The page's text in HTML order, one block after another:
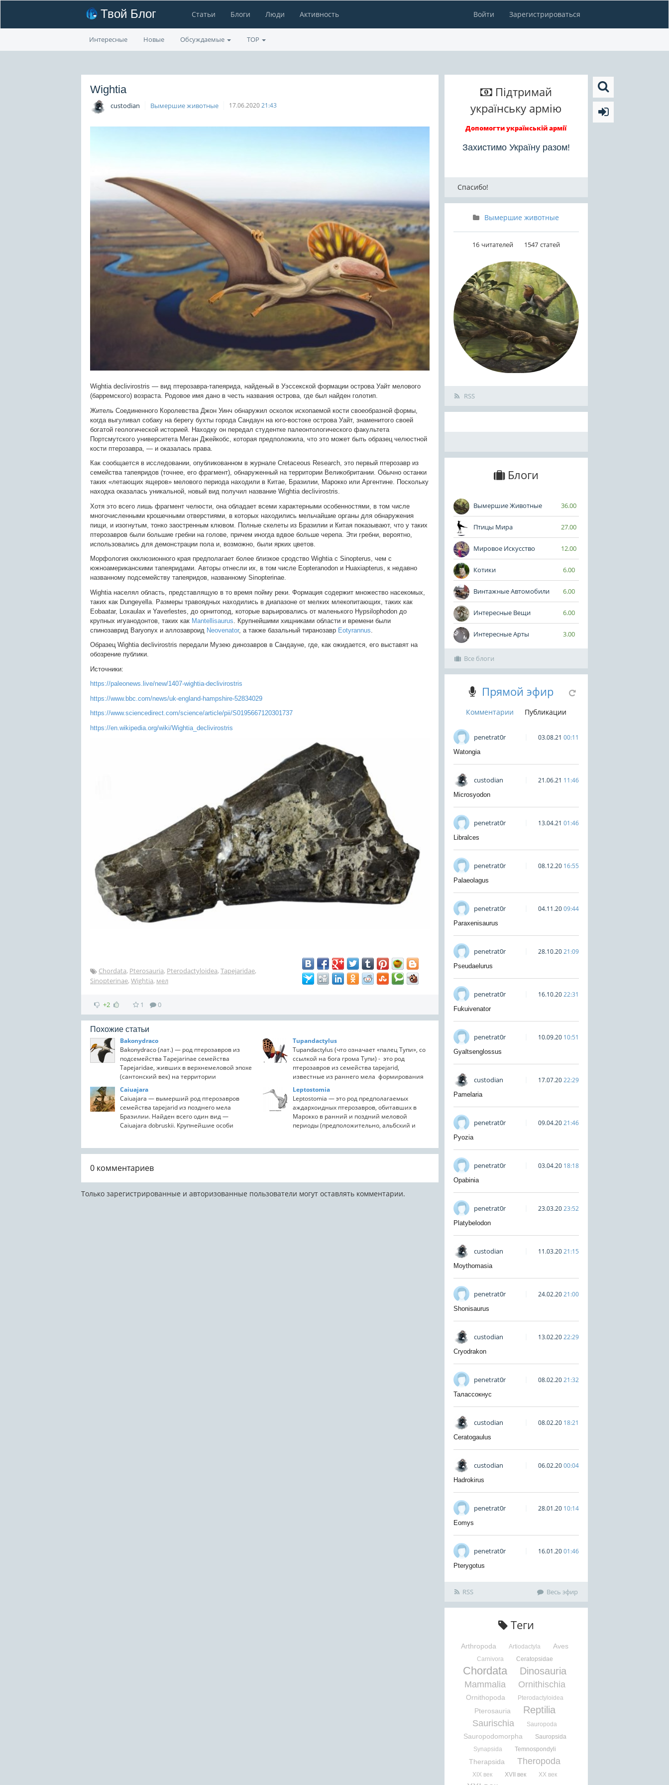
Твой Блог Статьи Блоги Люди Активность Войти Зарегистрироваться
Интересные Новые Обсуждаемые TOP
Wightia
custodian Вымершие животные 17.06.202021:43
Wightia declivirostris — вид птерозавра-тапеярида, найденый в Уэссекской формации острова Уайт мелового
(барремского) возраста. Родовое имя дано в честь названия острова, где был найден голотип.
Житель Соединенного Королевства Джон Уинч обнаружил осколок ископаемой кости своеобразной формы,
когда выгуливал собаку на берегу бухты города Сандаун на юго-востоке острова Уайт, знаменитого своей
богатой геологической историей. Находку он передал студентке палеонтологического факультета
Портсмутского университета Меган Джейкобс, которая предположила, что это может быть образец челюстной
кости птерозавра, — и оказалась права.
Как сообщается в исследовании, опубликованном в журнале Cretaceous Research, это первый птерозавр из
семейства тапеяридов (точнее, его фрагмент), обнаруженный на территории Великобритании. Обычно останки
таких «летающих ящеров» мелового периода находили в Китае, Бразилии, Марокко или Аргентине. Поскольку
находка оказалась уникальной, новый вид получил название Wightia declivirostris.
Хотя это всего лишь фрагмент челюсти, она обладает всеми характерными особенностями, в том числе
многочисленными крошечными отверстиями, в которых находились мельчайшие органы для обнаружения
пищи, и изогнутым, тонко заостренным клювом. Полные скелеты из Бразилии и Китая показывают, что у таких
птерозавров были большие гребни на голове, причем иногда вдвое больше черепа. Эти гребни, вероятно,
использовались для демонстрации пола и, возможно, были ярких цветов.
Морфология окклюзионного края предполагает более близкое сродство Wightia с Sinopterus, чем с
южноамериканскими тапеяридами. Авторы отнесли их, в том числе Eopteranodon и Huaxiapterus, к недавно
названному подсемейству тапеяридов, названному Sinopterinae.
Wightia населял область, представлящую в то время пойму реки. Формация содержит множество насекомых,
таких как Dungeyella. Размеры травоядных находились в диапазоне от мелких млекопитающих, таких как
Eobaatar, Loxaulax и Yaverlestes, до орнитопод, которые варьировались от маленького Hypsilophodon до
крупных игуанодонтов, таких как Mantellisaurus . Крупнейшими хищниками области и времени были
спинозаврид Baryonyx и аллозавроид Neovenator, а также базальный тиранозавр Eotyrannus
Образец Wightia declivirostris передали Музею динозавров в Сандауне, где, как ожидается, его выставят на
обозрение публики.
Источники:
https://paleonews.live/new/1407-wightia-declivirostris
https://www.bbc.com/news/uk-england-hampshire-52834029
https://www.sciencedirect.com/science/article/pii/S0195667120301737
https://en.wikipedia.org/wiki/Wightia_declivirostris
Chordata, Pterosauria, Pterodactyloidea, Tapejaridae,
Sinopterinae, Wightia, мел
+2 1 0
Похожие статьи
Bakonydraco
Bakonydraco (лат.) — род птерозавров из
подсемейства Tapejarinae семейства
Tapejaridae, живших в верхнемеловой эпохе
(сантонский век) на территории
современной Венгрии.
Tupandactylus
Tupandactylus (что означает «палец Тупи», со
ссылкой на бога грома Тупи) - это род
птерозавров из семейства tapejarid,
известные из раннего мела формирования
Crato в Бразилии....
Caiuajara
Caiuajara — вымерший род птерозавров
семейства tapejarid из позднего мела
Бразилии. Найден всего один вид —
Caiuajara dobruskii. Крупнейшие особи
Leptostomia
Leptostomia — это род предполагаемых
аждархоидных птерозавров, обитавших в
Марокко в ранний и поздний меловой
периоды (предположительно, альбский и
0 комментариев
Только зарегистрированные и авторизованные пользователи могут оставлять комментарии.
Підтримай
українську армію
Допомогти українській армії
Захистимо Україну разом!
Спасибо!
Вымершие животные
16 читателей 1547 статей
RSS
Блоги
Вымершие Животные 36.00
Птицы Мира 27.00
Мировое Искусство 12.00
Котики 6.00
Винтажные Автомобили 6.00
Интересные Вещи 6.00
Интересные Арты 3.00
Все блоги
Прямой эфир
Комментарии Публикации
penetrat0r 03.08.21 00:11
Watongia
custodian 21.06.21 11:46
Microsyodon
penetrat0r 13.04.21 01:46
Libralces
penetrat0r 08.12.20 16:55
Palaeolagus
penetrat0r 04.11.2009:44
Paraxenisaurus
penetrat0r 28.10.2021:09
Pseudaelurus
penetrat0r 16.10.2022:31
Fukuivenator
penetrat0r 10.09.20 10:51
Gyaltsenglossus
custodian 17.07.2022:29
Pamelaria
penetrat0r 09.04.2021:46
Pyozia
penetrat0r 03.04.20 18:18
Opabinia
penetrat0r 23.03.2023:52
Platybelodon
custodian 11.03.2021:15
Moythomasia
penetrat0r 24.02.2021:00
Shonisaurus
custodian 13.02.2022:29
Cryodrakon
penetrat0r 08.02.2021:32
Талассокнус
custodian 08.02.20 18:21
Ceratogaulus
custodian 06.02.2000:04
Hadrokirus
penetrat0r 28.01.20 10:14
Eomys
penetrat0r 16.01.2001:46
Pterygotus
RSS Весь эфир
Теги
Arthropoda Artiodactyla Aves
Carnivora Ceratopsidae
Chordata Dinosauria
Mammalia Ornithischia
Ornithopoda Pterodactyloidea
Pterosauria Reptilia
Saurischia Sauropoda
Sauropodomorpha
Sauropsida
Synapsida
Temnospondyli
Therapsida Theropoda
XIX век XVII век XX век